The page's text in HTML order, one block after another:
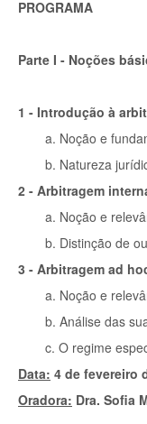
PROGRAMA
Parte I - Noções
1 - Introdução à
a. Noção e
b. Natureza
2 - Arbitragem
a. Noção e
b. Distinção de
3 - Arbitragem ad
a. Noção e
b. Análise das
c. O regime
Data: 4 de fevereiro
Oradora: Dra. Sofia